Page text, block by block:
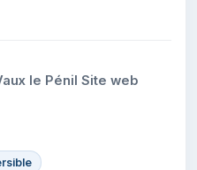
le Pénil Site web